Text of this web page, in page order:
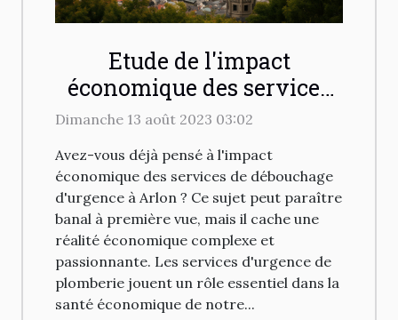
Etude de l'impact
économique des services
de débouchage d'urgence à
Arlon
Dimanche 13 août 2023 03:02
Avez-vous déjà pensé à l'impact
économique des services de débouchage
d'urgence à Arlon ? Ce sujet peut paraître
banal à première vue, mais il cache une
réalité économique complexe et
passionnante. Les services d'urgence de
plomberie jouent un rôle essentiel dans la
santé économique de notre...